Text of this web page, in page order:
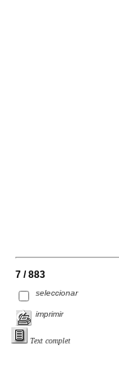
7 / 883
seleccionar
imprimir
Text complet